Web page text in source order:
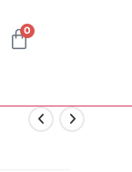
0